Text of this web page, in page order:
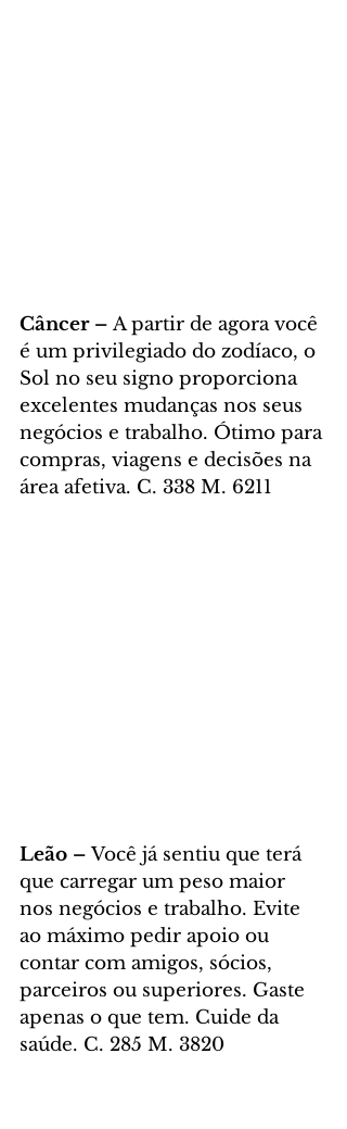
Câncer – A partir de agora você
é um privilegiado do zodíaco, o
Sol no seu signo proporciona
excelentes mudanças nos seus
negócios e trabalho. Ótimo para
compras, viagens e decisões na
área afetiva. C. 338 M. 6211
Leão – Você já sentiu que terá
que carregar um peso maior
nos negócios e trabalho. Evite
ao máximo pedir apoio ou
contar com amigos, sócios,
parceiros ou superiores. Gaste
apenas o que tem. Cuide da
saúde. C. 285 M. 3820